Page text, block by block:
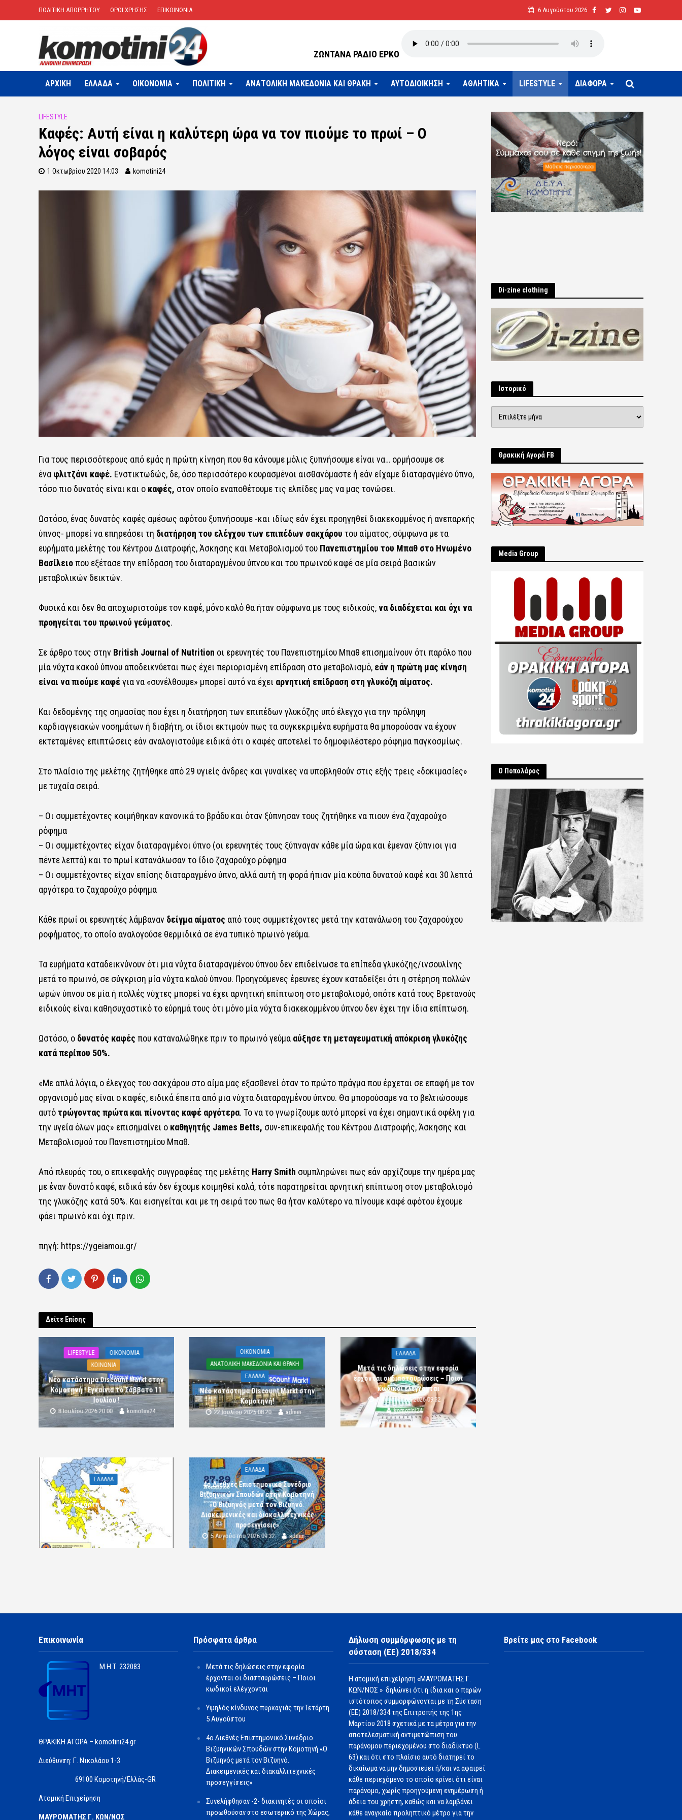
ΠΟΛΙΤΙΚΗ ΑΠΟΡΡΗΤΟΥ ΟΡΟΙ ΧΡΗΣΗΣ ΕΠΙΚΟΙΝΩΝΙΑ 6 Αυγούστου 2026
ΖΩΝΤΑΝΑ ΡΑΔΙΟ ΕΡΚΟ
ΑΡΧΙΚΗ ΕΛΛΑΔΑ OIKONOMIA ΠΟΛΙΤΙΚΗ ΑΝΑΤΟΛΙΚΗ ΜΑΚΕΔΟΝΙΑ ΚΑΙ ΘΡΑΚΗ ΑΥΤΟΔΙΟΙΚΗΣΗ ΑΘΛΗΤΙΚΑ LIFESTYLE ΔΙΑΦΟΡΑ
LIFESTYLE
Καφές: Αυτή είναι η καλύτερη ώρα να τον πιούμε το πρωί – Ο
λόγος είναι σοβαρός
1 Οκτωβρίου 2020 14:03 komotini24
Για τους περισσότερους από εμάς η πρώτη κίνηση που θα κάνουμε μόλις ξυπνήσουμε είναι να… ορμήσουμε σε
ένα φλιτζάνι καφέ. Ενστικτωδώς, δε, όσο περισσότερο κουρασμένοι αισθανόμαστε ή εάν είχαμε διαταραγμένο ύπνο,
τόσο πιο δυνατός είναι και οκαφές, στον οποίο εναποθέτουμε τις ελπίδες μας να μας τονώσει.
Ωστόσο, ένας δυνατός καφές αμέσως αφότου ξυπνήσουμε -και ιδίως εάν έχει προηγηθεί διακεκομμένος ή ανεπαρκής
ύπνος- μπορεί να επηρεάσει τη διατήρηση του ελέγχου των επιπέδων σακχάρου του αίματος, σύμφωνα με τα
ευρήματα μελέτης του Κέντρου Διατροφής, Άσκησης και Μεταβολισμού του Πανεπιστημίου του Μπαθ στο Ηνωμένο
Βασίλειοπου εξέτασε την επίδραση του διαταραγμένου ύπνου και του πρωινού καφέ σε μία σειρά βασικών
μεταβολικών δεικτών.
Φυσικά και δεν θα αποχωριστούμε τον καφέ, μόνο καλό θα ήταν σύμφωνα με τους ειδικούς,να διαδέχεται και όχι να
προηγείται του πρωινού γεύματος.
Σε άρθρο τους στηνBritish Journal of Nutrition οι ερευνητές του Πανεπιστημίου Μπαθ επισημαίνουν ότι παρόλο που
μία νύχτα κακού ύπνου αποδεικνύεται πως έχει περιορισμένη επίδραση στο μεταβολισμό,εάν η πρώτη μας κίνηση
είναι να πιούμε καφέγια να «συνέλθουμε» μπορεί αυτό να έχει αρνητική επίδραση στη γλυκόζη αίματος.
Και δεδομένης της σημασίας που έχει η διατήρηση των επιπέδων γλυκόζης υπό έλεγχο για την πρόληψη
καρδιαγγειακών νοσημάτων ή διαβήτη, οι ίδιοι εκτιμούν πως τα συγκεκριμένα ευρήματα θα μπορούσαν να έχουν
εκτεταμένες επιπτώσεις εάν αναλογιστούμε ειδικά ότι ο καφές αποτελεί το δημοφιλέστερο ρόφημα παγκοσμίως.
Στο πλαίσιο της μελέτης ζητήθηκε από 29 υγιείς άνδρες και γυναίκες να υποβληθούν στις εξής τρεις «δοκιμασίες»
με τυχαία σειρά.
– Οι συμμετέχοντες κοιμήθηκαν κανονικά το βράδυ και όταν ξύπνησαν τους ζητήθηκε να πιουν ένα ζαχαρούχο
ρόφημα
– Οι συμμετέχοντες είχαν διαταραγμένοι ύπνο (οι ερευνητές τους ξύπναγαν κάθε μία ώρα και έμεναν ξύπνιοι για
πέντε λεπτά) και το πρωί κατανάλωσαν το ίδιο ζαχαρούχο ρόφημα
– Οι συμμετέχοντες είχαν επίσης διαταραγμένο ύπνο, αλλά αυτή τη φορά ήπιαν μία κούπα δυνατού καφέ και 30 λεπτά
αργότερα το ζαχαρούχο ρόφημα
Κάθε πρωί οι ερευνητές λάμβανανδείγμα αίματος από τους συμμετέχοντες μετά την κατανάλωση του ζαχαρούχου
ροφήματος, το οποίο αναλογούσε θερμιδικά σε ένα τυπικό πρωινό γεύμα.
Τα ευρήματα καταδεικνύνουν ότι μια νύχτα διαταραγμένου ύπνου δεν επιδείνωσε τα επίπεδα γλυκόζης/ινσουλίνης
μετά το πρωινό, σε σύγκριση μία νύχτα καλού ύπνου. Προηγούμενες έρευνες έχουν καταδείξει ότι η στέρηση πολλών
ωρών ύπνου σε μία ή πολλές νύχτες μπορεί να έχει αρνητική επίπτωση στο μεταβολισμό, οπότε κατά τους Βρετανούς
ειδικούς είναι καθησυχαστικό το εύρημά τους ότι μόνο μία νύχτα διακεκομμένου ύπνου δεν έχει την ίδια επίπτωση.
Ωστόσο, οδυνατός καφές που καταναλώθηκε πριν το πρωινό γεύμααύξησε τη μεταγευματική απόκριση γλυκόζης
κατά περίπου 50%.
«Με απλά λόγια, ο έλεγχος του σακχάρου στο αίμα μας εξασθενεί όταν το πρώτο πράγμα που έρχεται σε επαφή με τον
οργανισμό μας είναι ο καφές, ειδικά έπειτα από μια νύχτα διαταραγμένου ύπνου. Θα μπορούσαμε να το βελτιώσουμε
αυτότρώγοντας πρώτα και πίνοντας καφέ αργότερα. Το να το γνωρίζουμε αυτό μπορεί να έχει σημαντικά οφέλη για
την υγεία όλων μας» επισημαίνει ο καθηγητής James Betts, συν-επικεφαλής του Κέντρου Διατροφής, Άσκησης και
Μεταβολισμού του Πανεπιστημίου Μπαθ.
Από πλευράς του, ο επικεφαλής συγγραφέας της μελέτης Harry Smith συμπληρώνει πως εάν αρχίζουμε την ημέρα μας
με έναν δυνατό καφέ, ειδικά εάν δεν έχουμε κοιμηθεί καλά, τότε παρατηρείται αρνητική επίπτωση στον μεταβολισμό
της γλυκόζης κατά 50%. Και εισηγείται και με τη σειρά του πως θα ήταν καλύτερο να πίνουμε καφέ αφότου έχουμε
φάει πρωινό και όχι πριν.
πηγή: https://ygeiamou.gr/
Δείτε Επίσης
LIFESTYLE
OIKONOMIA
ΚΟΙΝΩΝΙΑ
Νέο κατάστημα Discount Markt στην
Κομοτηνή ! Εγκαίνια το Σάββατο 11
Ιουλίου !
8 Ιουλίου 2026 20:00 komotini24
OIKONOMIA
ΑΝΑΤΟΛΙΚΗ ΜΑΚΕΔΟΝΙΑ ΚΑΙ ΘΡΑΚΗ
ΕΛΛΑΔΑ
Νέο κατάστημα Discount Markt στην
Κομοτηνή!
22 Ιουλίου 2025 08:20 admin
ΕΛΛΑΔΑ
Μετά τις δηλώσεις στην εφορία
έρχονται οι διασταυρώσεις – Ποιοι
κωδικοί ελέγχονται
5 Αυγούστου 2026 09:32
komotini24
ΕΛΛΑΔΑ
Υψηλός κίνδυνος πυρκαγιάς την
Τετάρτη 5 Αυγούστου
5 Αυγούστου 2026 09:32
komotini24
ΕΛΛΑΔΑ
4ο Διεθνές Επιστημονικό Συνέδριο
Βιζυηνικών Σπουδών στην Κομοτηνή
«Ο Βιζυηνός μετά τον Βιζυηνό.
Διακειμενικές και διακαλλιτεχνικές
προσεγγίσεις»
5 Αυγούστου 2026 09:32 admin
Di-zine clothing
Ιστορικό
Θρακική Αγορά FB
Μedia Group
Ο Ποπολάρος
Επικοινωνία
Μ.Η.Τ. 232083
ΘΡΑΚΙΚΗ ΑΓΟΡΑ – komotini24.gr
Διεύθυνση: Γ. Νικολάου 1-3
69100 Κομοτηνή/Ελλάς-GR
Ατομική Επιχείρηση
ΜΑΥΡΟΜΑΤΗΣ Γ. ΚΩΝ/ΝΟΣ
Πρόσφατα άρθρα
Μετά τις δηλώσεις στην εφορία
έρχονται οι διασταυρώσεις – Ποιοι
κωδικοί ελέγχονται
Υψηλός κίνδυνος πυρκαγιάς την Τετάρτη
5 Αυγούστου
4ο Διεθνές Επιστημονικό Συνέδριο
Βιζυηνικών Σπουδών στην Κομοτηνή «Ο
Βιζυηνός μετά τον Βιζυηνό.
Διακειμενικές και διακαλλιτεχνικές
προσεγγίσεις»
Συνελήφθησαν -2- διακινητές οι οποίοι
προωθούσαν στο εσωτερικό της Χώρας,
Δήλωση συμμόρφωσης με τη
σύσταση (ΕΕ) 2018/334
Η ατομική επιχείρηση «ΜΑΥΡΟΜΑΤΗΣ Γ.
ΚΩΝ/ΝΟΣ » δηλώνει ότι η ίδια και ο παρών
ιστότοπος συμμορφώνονται με τη Σύσταση
(ΕΕ) 2018/334 της Επιτροπής της 1ης
Μαρτίου 2018 σχετικά με τα μέτρα για την
αποτελεσματική αντιμετώπιση του
παράνομου περιεχομένου στο διαδίκτυο (L
63) και ότι στο πλαίσιο αυτό διατηρεί το
δικαίωμα να μην δημοσιεύει ή/και να αφαιρεί
κάθε περιεχόμενο το οποίο κρίνει ότι είναι
παράνομο, χωρίς προηγούμενη ενημέρωση ή
άδεια του χρήστη, καθώς και να λαμβάνει
κάθε αναγκαίο προληπτικό μέτρο για την
Βρείτε μας στο Facebook